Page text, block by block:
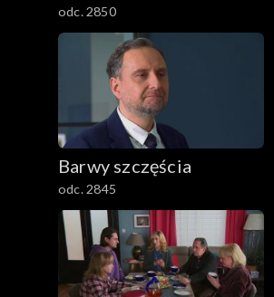
odc. 2850
Barwy szczęścia
odc. 2845